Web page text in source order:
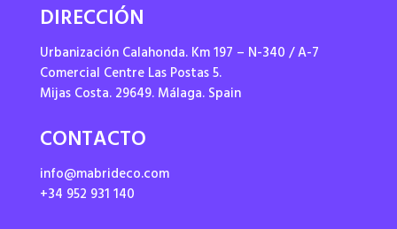
DIRECCIÓN
Urbanización Calahonda. Km 197 – N-340 / A-7
Comercial Centre Las Postas 5.
Mijas Costa. 29649. Málaga. Spain
CONTACTO
info@mabrideco.com
+34 952 931 140